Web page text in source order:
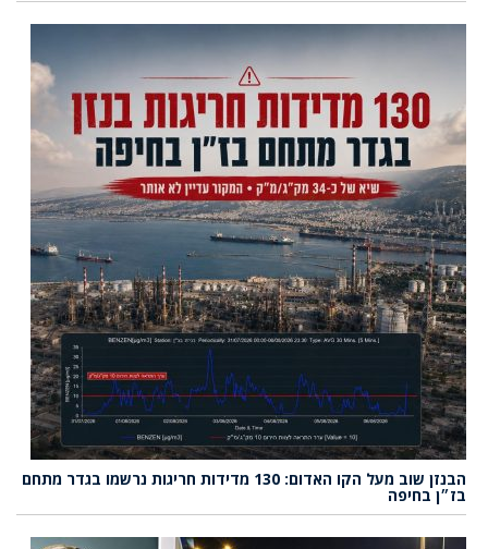
הבנזן שוב מעל הקו האדום: 130 מדידות חריגות נרשמו בגדר מתחם
בז״ן בחיפה